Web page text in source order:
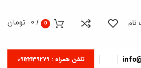
نام 0
/
0 تومان
تلفن همراه : 09122139279